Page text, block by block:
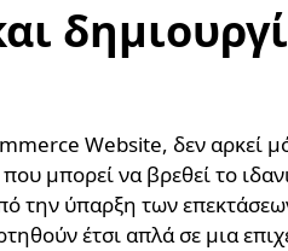
Website, δεν αρκεί
μπορεί να βρεθεί το
την ύπαρξη των
έτσι απλά σε μια